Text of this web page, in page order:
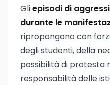
Gliepisodi di
durante le
ripropongono con
degli studenti, della
possibilità di protesta
responsabilità delle